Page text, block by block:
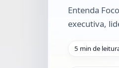
Entenda
executiva,
5 min de